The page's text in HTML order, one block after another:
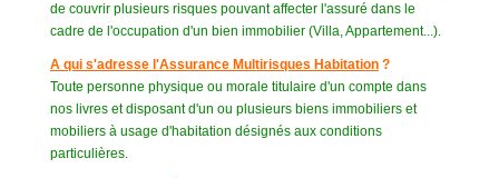
de couvrir plusieurs risques pouvant affecter l'assuré dans le
cadre de l'occupation d'un bien immobilier (Villa, Appartement...).
A qui s'adresse l'Assurance Multirisques Habitation ?
Toute personne physique ou morale titulaire d'un compte dans
nos livres et disposant d'un ou plusieurs biens immobiliers et
mobiliers à usage d'habitation désignés aux conditions
particulières.